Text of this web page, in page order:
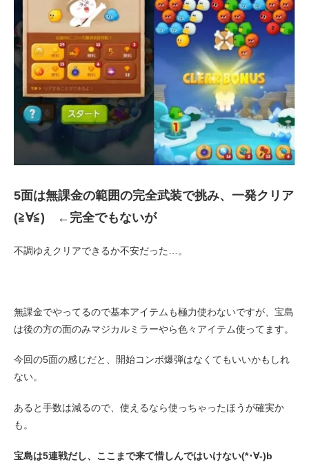
5面は無課金の範囲の完全武装で挑み、一発クリア
(≧∀≦) ←完全でもないが
不調ゆえクリアできるか不安だった…。
無課金でやってるので基本アイテムも極力使わないですが、宝島
は後の方の面のみマジカルミラーやら色々アイテム使ってます。
今回の5面の感じだと、開始コンボ爆弾はなくてもいいかもしれ
ない。
あると手数は減るので、使えるなら使っちゃったほうが確実か
も。
宝島は5連戦だし、ここまで来て惜しんではいけない(*･∀-)b